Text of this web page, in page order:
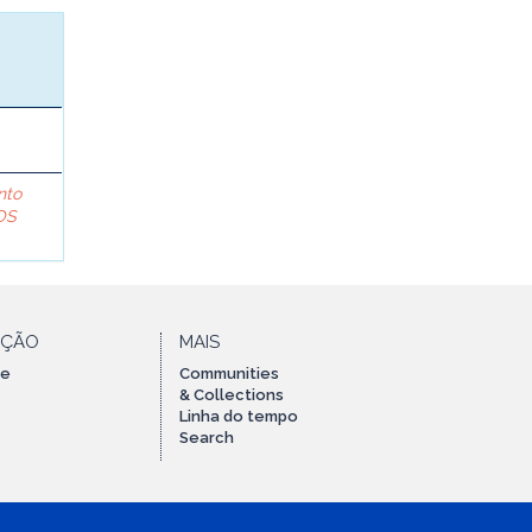
MAIS
Communities
& Collections
Linha do tempo
Search